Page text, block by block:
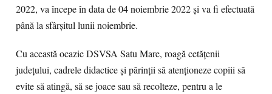
2022, va începe în data de 04 noiembrie 2022 și va fi efectuată
până la sfârșitul lunii noiembrie.
Cu această ocazie DSVSA Satu Mare, roagă cetățenii
județului, cadrele didactice și părinții să atenționeze copiii să
evite să atingă, să se joace sau să recolteze, pentru a le